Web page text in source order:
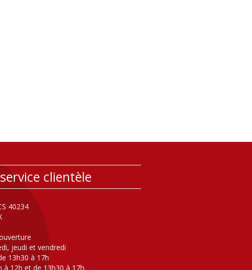
clientèle
40234
jeudi et vendredi
13h30 à 17h
à 12h et de 13h30 à 17h.